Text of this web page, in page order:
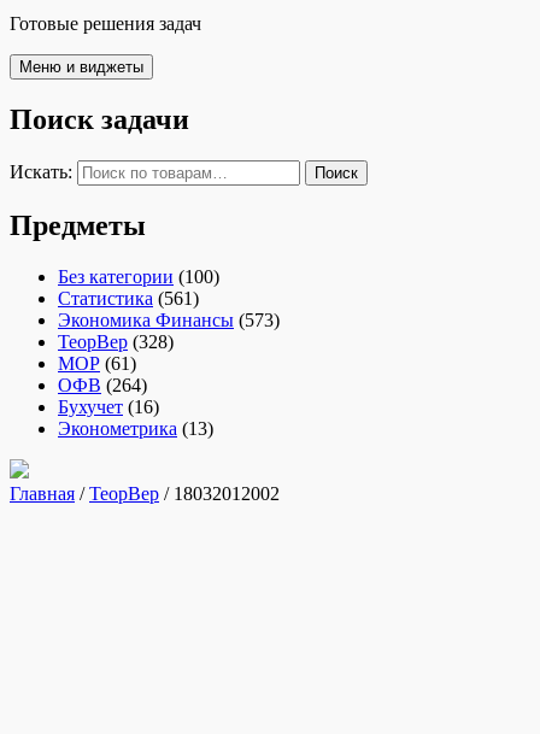
Готовые решения задач
Меню и виджеты
Поиск задачи
Искать: Поиск
Предметы
Без категории (100)
Статистика (561)
Экономика Финансы (573)
ТеорВер (328)
МОР (61)
ОФВ (264)
Бухучет (16)
Эконометрика (13)
Главная /ТеорВер / 18032012002